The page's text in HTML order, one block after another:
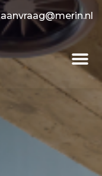
aanvraag@merin.nl